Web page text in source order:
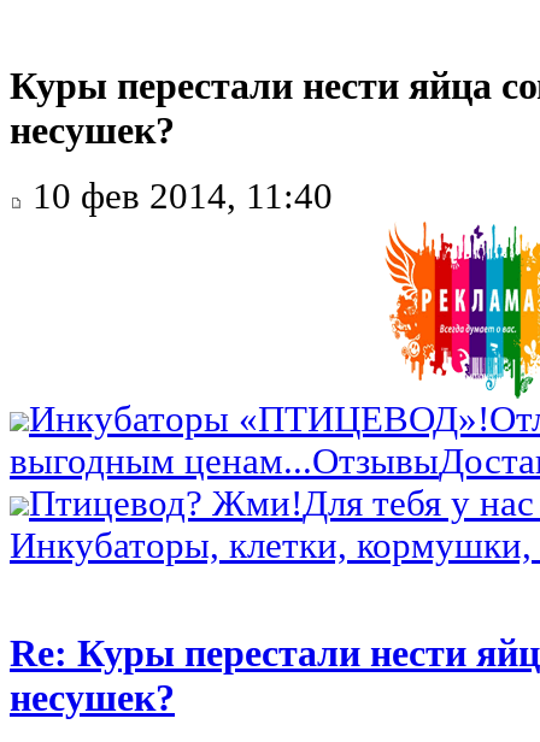
Куры перестали нести яйца
несушек?
10 фев 2014, 11:40
Инкубаторы «ПТИЦЕВОД»!
выгодным ценам...Отзывы
Птицевод? Жми!Для тебя у
Инкубаторы, клетки,
Re: Куры перестали нести
несушек?